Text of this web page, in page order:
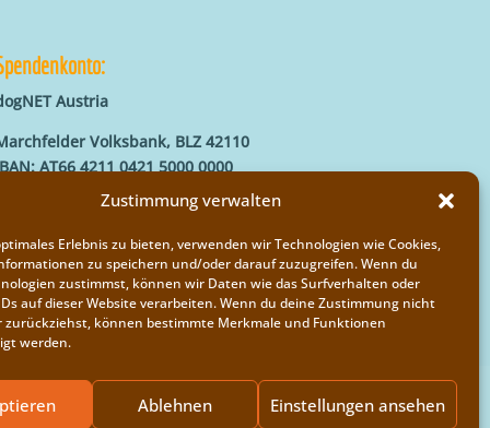
Zustimmung verwalten
Erlebnis zu bieten, verwenden wir Technologien wie Cookies,
zu speichern und/oder darauf zuzugreifen. Wenn du
zustimmst, können wir Daten wie das Surfverhalten oder
auf dieser Website verarbeiten. Wenn du deine Zustimmung nicht
zurückziehst, können bestimmte Merkmale und Funktionen
werden.
Ablehnen Einstellungen ansehen
Austria
Volksbank, BLZ 42110
AT66 4211 0421 5000 0000
MVOGAT22XXX